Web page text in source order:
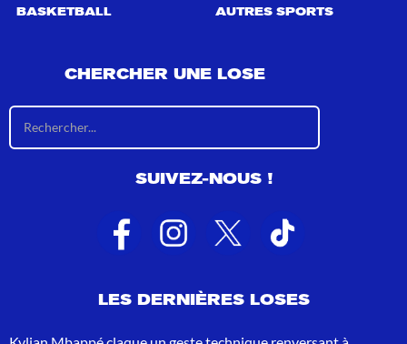
BASKETBALL
AUTRES SPORTS
CHERCHER UNE LOSE
s
l
a
t
s
r
c
SUIVEZ-NOUS !
LES DERNIÈRES LOSES